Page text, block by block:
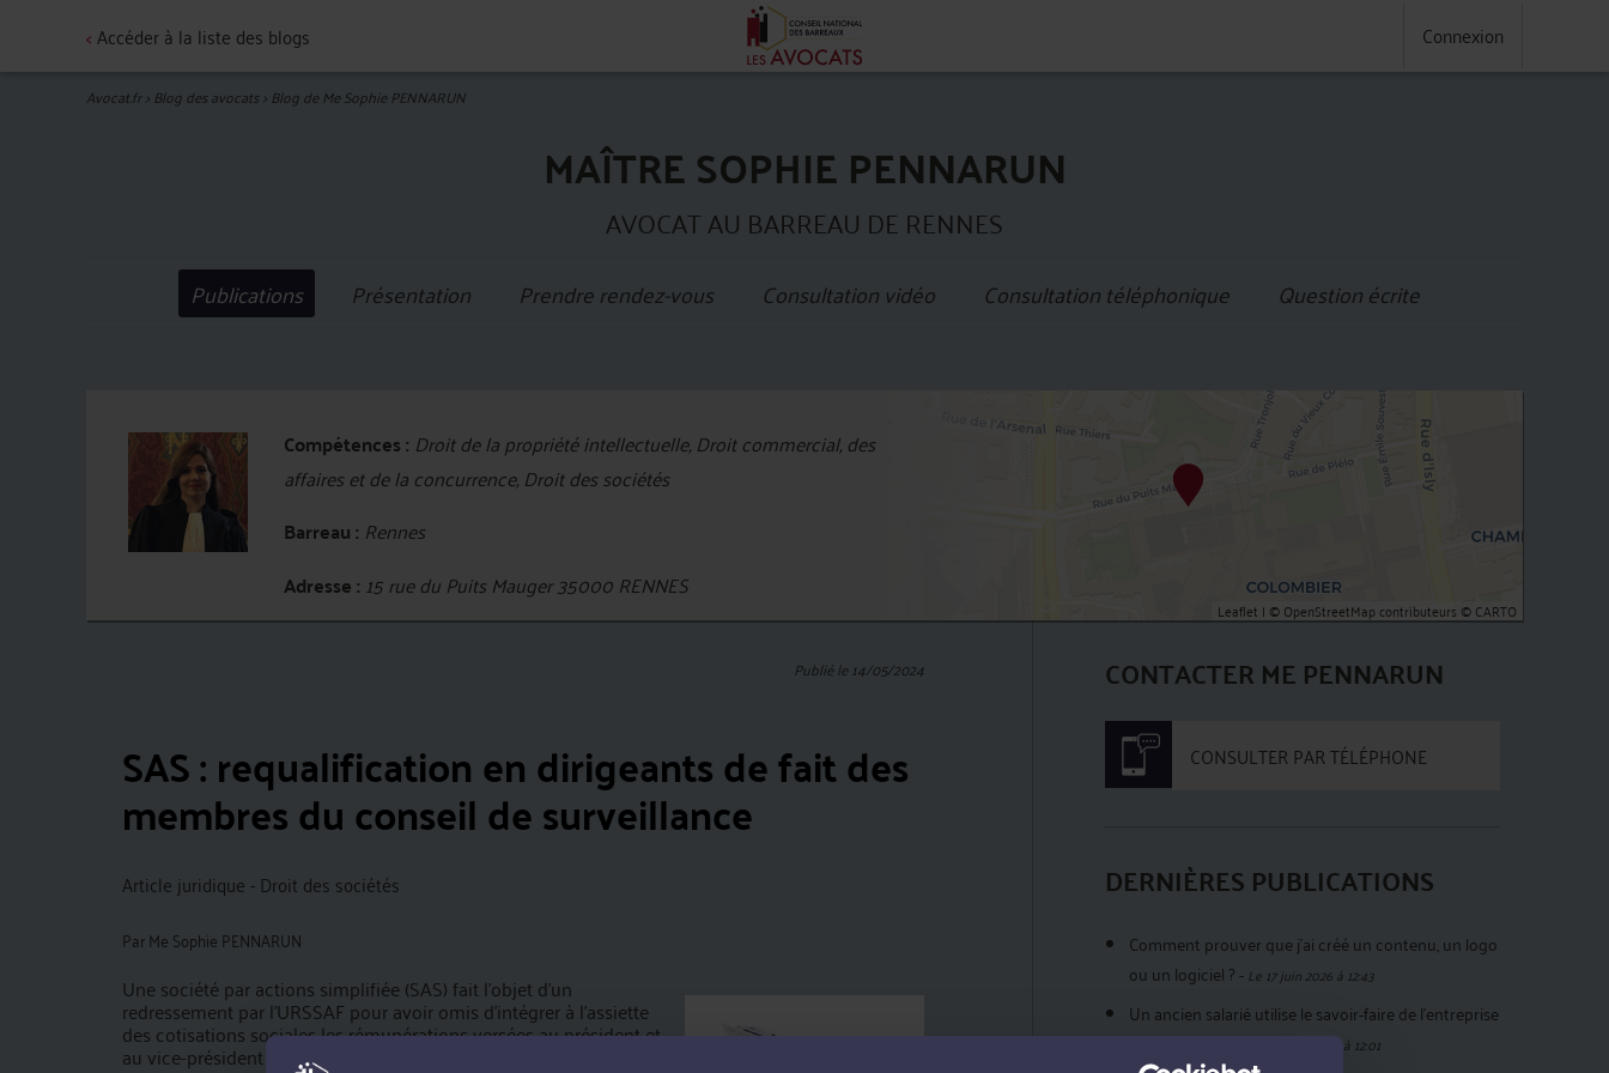
<Accéder à la liste des blogs Connexion
Avocat.fr>Blog des avocats >Blog de Me Sophie PENNARUN
MAÎTRE SOPHIE PENNARUN
AVOCAT AU BARREAU DE RENNES
Publications Présentation Prendre rendez-vous Consultation vidéo Consultation téléphonique Question écrite
Compétences : Droit de la propriété intellectuelle, Droit commercial, des
affaires et de la concurrence, Droit des sociétés
Barreau : Rennes
Adresse : 15 rue du Puits Mauger 35000 RENNES
Leaflet | ©OpenStreetMapcontributeurs ©CARTO
Publié le 14/05/2024
SAS : requalification en dirigeants de fait des
membres du conseil de surveillance
Article juridique - Droit des sociétés
ParMe Sophie PENNARUN
Une société par actions simplifiée (SAS) fait l’objet d’un
redressement par l’URSSAF pour avoir omis d’intégrer à l’assiette
des cotisations sociales les rémunérations versées au président et
au vice-président du conseil de surveillance de la société.
CONTACTER ME PENNARUN
CONSULTER PAR TÉLÉPHONE
DERNIÈRES PUBLICATIONS
Comment prouver que j’ai créé un contenu, un logo
ou un logiciel ?-Le 17 juin 2026 à 12:43
Un ancien salarié utilise le savoir-faire de l’entreprise
: quels recours ?-Le 17 juin 2026 à 12:01